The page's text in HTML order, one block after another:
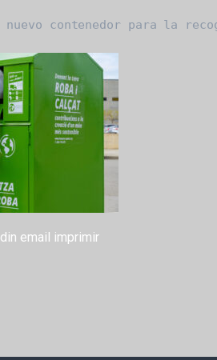
nuevo contenedor para
email imprimir